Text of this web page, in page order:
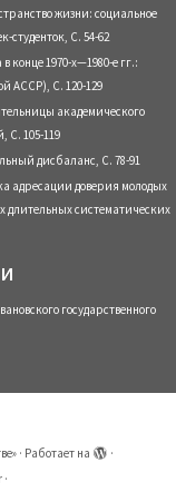
жизни: социальное
студенток, С. 54-62
1970-х—1980-е гг.:
АССР), С. 120-129
академического
С. 105-119
дисбаланс, С. 78-91
адресации доверия молодых
длительных систематических
государственного
· Работает на
·
·